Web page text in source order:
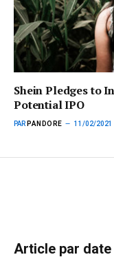
Shein Pledges to
Potential IPO
PAR PANDORE 11/02/2021
Article par date